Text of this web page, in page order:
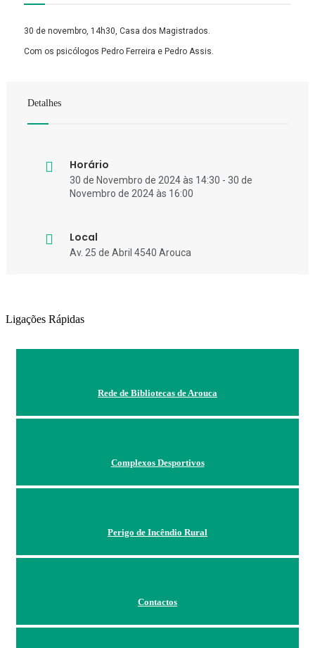
30 de novembro, 14h30, Casa dos Magistrados.
Com os psicólogos Pedro Ferreira e Pedro Assis.
Detalhes
Horário
30 de Novembro de 2024 às 14:30 - 30 de
Novembro de 2024 às 16:00
Local
Av. 25 de Abril 4540 Arouca
Ligações Rápidas
Rede de Bibliotecas de Arouca
Complexos Desportivos
Perigo de Incêndio Rural
Contactos